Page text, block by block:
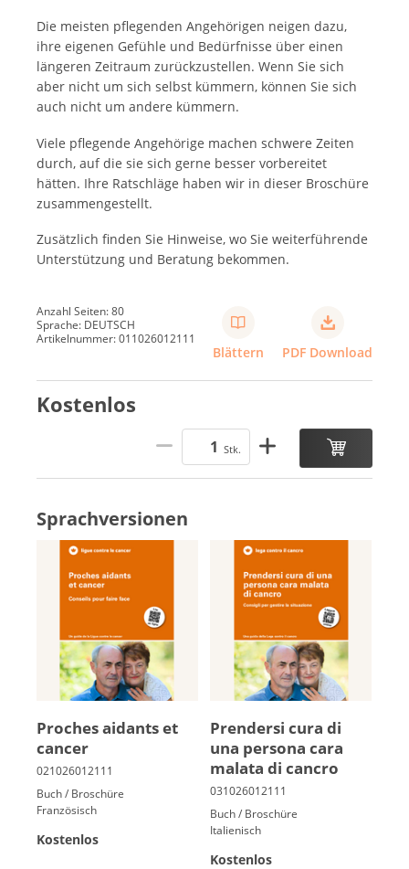
Die meisten pflegenden Angehörigen neigen dazu,
ihre eigenen Gefühle und Bedürfnisse über einen
längeren Zeitraum zurückzustellen. Wenn Sie sich
aber nicht um sich selbst kümmern, können Sie sich
auch nicht um andere kümmern.
Viele pflegende Angehörige machen schwere Zeiten
durch, auf die sie sich gerne besser vorbereitet
hätten. Ihre Ratschläge haben wir in dieser Broschüre
zusammengestellt.
Zusätzlich finden Sie Hinweise, wo Sie weiterführende
Unterstützung und Beratung bekommen.
Anzahl Seiten: 80
Sprache: DEUTSCH
Artikelnummer: 011026012111
Blättern PDF Download
Kostenlos
Stk.
Sprachversionen
Proches ai­dants et
can­cer
Buch / Broschüre
Französisch
Kostenlos
Prender­si cura di
una per­sona cara
malata di cancro
Buch / Broschüre
Italienisch
Kostenlos